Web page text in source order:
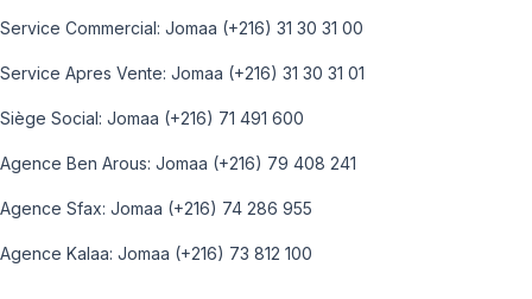
Service Commercial: Jomaa (+216) 31 30 31 00
Service Apres Vente: Jomaa (+216) 31 30 31 01
Siège Social: Jomaa (+216) 71 491 600
Agence Ben Arous: Jomaa (+216) 79 408 241
Agence Sfax: Jomaa (+216) 74 286 955
Agence Kalaa: Jomaa (+216) 73 812 100